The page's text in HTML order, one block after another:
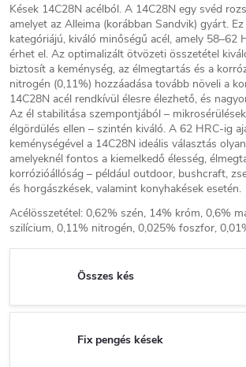
Kések 14C28N acélból. A 14C28N egy svéd
amelyet az Alleima (korábban Sandvik) gyárt.
kategóriájú, kiváló minőségű acél, amely 58–62
érhet el. Az optimalizált ötvözeti összetétel
biztosít a keménység, az élmegtartás és a
nitrogén (0,11%) hozzáadása tovább növeli a
14C28N acél rendkívül élesre élezhető, és
Az él stabilitása szempontjából –
élgördülés ellen – szintén kiváló. A 62 HRC-ig
keménységével a 14C28N ideális választás
amelyeknél fontos a kiemelkedő élesség,
korrózióállóság – például outdoor, bushcraft,
és horgászkések, valamint konyhakések esetén.
Acélösszetétel: 0,62% szén, 14% króm, 0,6%
szilícium, 0,11% nitrogén, 0,025% foszfor,
Összes kés
Fix pengés kések